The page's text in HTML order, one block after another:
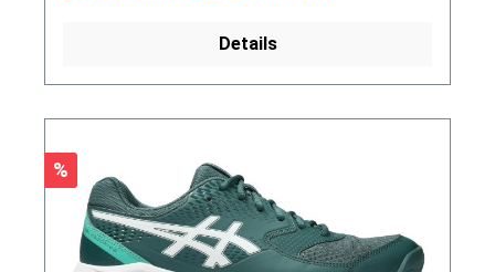
Details
Rabatt
%